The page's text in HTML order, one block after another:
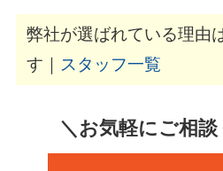
弊社が選ばれている理由
す｜
スタッフ一覧
＼お気軽にご相